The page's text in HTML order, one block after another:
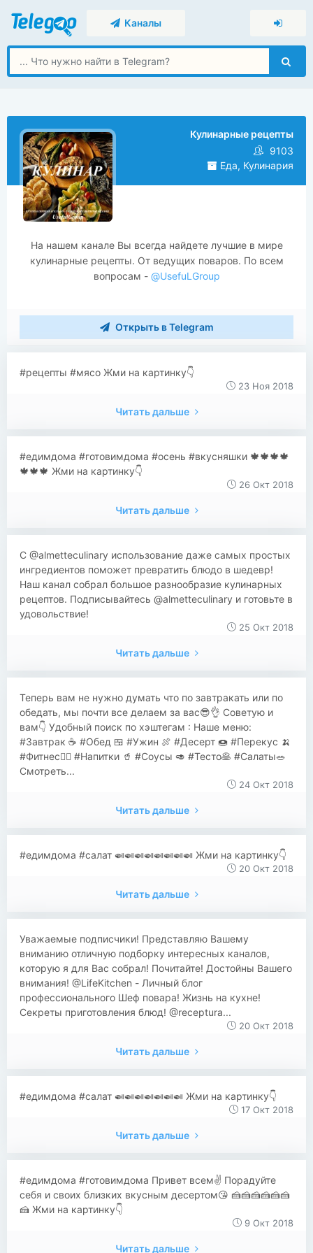
Каналы
Кулинарные рецепты
9103
Еда, Кулинария
На нашем канале Вы всегда найдете лучшие в мире
кулинарные рецепты. От ведущих поваров. По всем
вопросам -@UsefuLGroup
Открыть в Telegram
#рецепты #мясо Жми на картинку👇
23 Ноя 2018
Читать дальше
#едимдома #готовимдома #осень #вкусняшки 🍁🍁🍁🍁
🍁🍁🍁 Жми на картинку👇
26 Окт 2018
Читать дальше
​​С @almetteculinary использование даже самых простых
ингредиентов поможет превратить блюдо в шедевр!
Наш канал собрал большое разнообразие кулинарных
рецептов. Подписывайтесь @almetteculinary и готовьте в
удовольствие!
25 Окт 2018
Читать дальше
Теперь вам не нужно думать что по завтракать или по
обедать, мы почти все делаем за вас😎👌 Советую и
вам👇 Удобный поиск по хэштегам : Наше меню:
#Завтрак ☕️ #Обед 🍱 #Ужин 🍖 #Десерт 🍩 #Перекус 🍌
#Фитнес🧘‍♀ #Напитки 🥤 #Соусы 🥑 #Тесто🥞 #Салаты🥗
Смотреть...
24 Окт 2018
Читать дальше
#едимдома #салат 🍛🍛🍛🍛🍛🍛🍛🍛 Жми на картинку👇
20 Окт 2018
Читать дальше
Уважаемые подписчики! Представляю Вашему
вниманию отличную подборку интересных каналов,
которую я для Вас собрал! Почитайте! Достойны Вашего
внимания! @LifeKitchen - Личный блог
профессионального Шеф повара! Жизнь на кухне!
Секреты приготовления блюд! @receptura...
20 Окт 2018
Читать дальше
#едимдома #салат 🍛🍛🍛🍛🍛🍛🍛 Жми на картинку👇
17 Окт 2018
Читать дальше
#едимдома #готовимдома Привет всем✌ Порадуйте
себя и своих близких вкусным десертом😘 🍰🍰🍰🍰🍰🍰
🍰 Жми на картинку👇
9 Окт 2018
Читать дальше